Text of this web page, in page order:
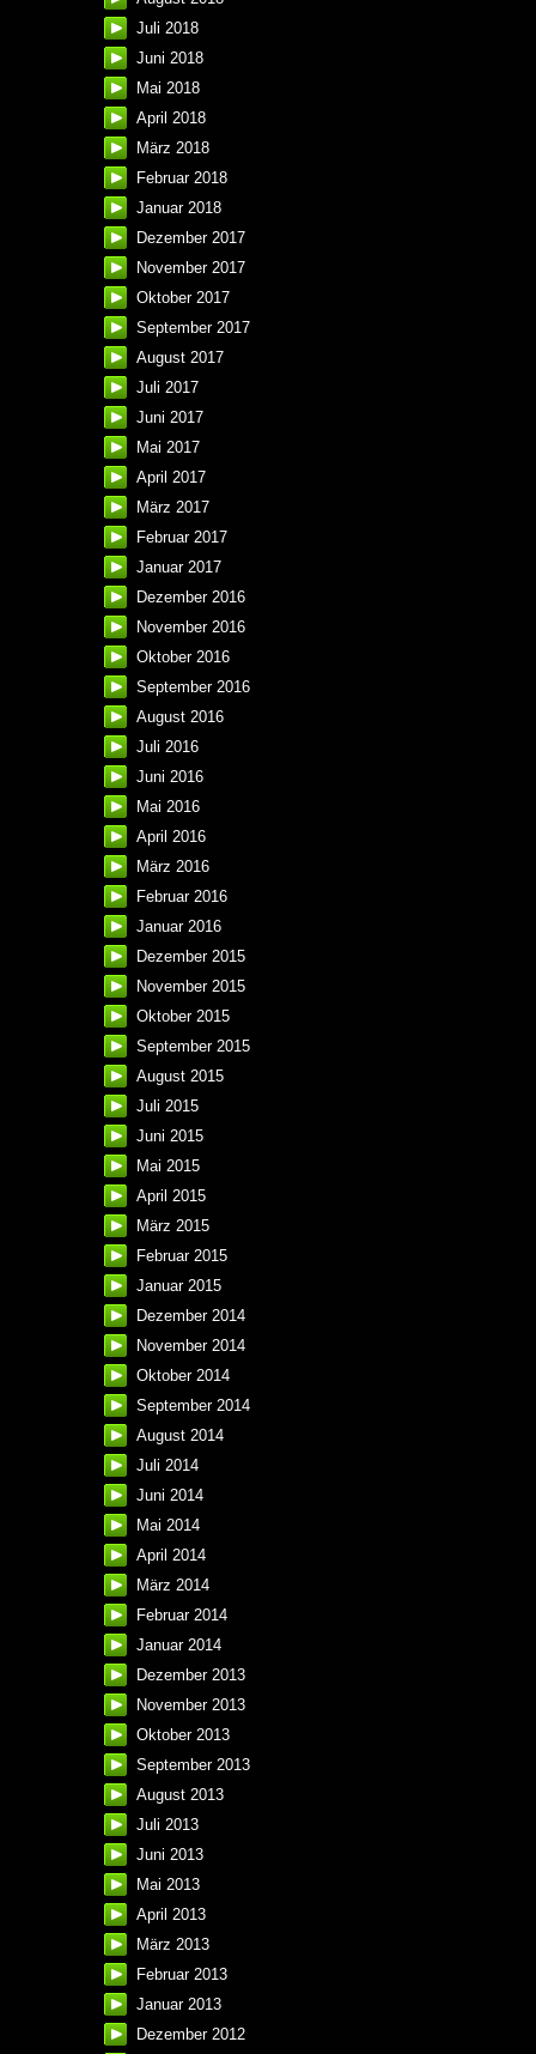
Juli 2018
Juni 2018
Mai 2018
April 2018
März 2018
Februar 2018
Januar 2018
Dezember 2017
November 2017
Oktober 2017
September 2017
August 2017
Juli 2017
Juni 2017
Mai 2017
April 2017
März 2017
Februar 2017
Januar 2017
Dezember 2016
November 2016
Oktober 2016
September 2016
August 2016
Juli 2016
Juni 2016
Mai 2016
April 2016
März 2016
Februar 2016
Januar 2016
Dezember 2015
November 2015
Oktober 2015
September 2015
August 2015
Juli 2015
Juni 2015
Mai 2015
April 2015
März 2015
Februar 2015
Januar 2015
Dezember 2014
November 2014
Oktober 2014
September 2014
August 2014
Juli 2014
Juni 2014
Mai 2014
April 2014
März 2014
Februar 2014
Januar 2014
Dezember 2013
November 2013
Oktober 2013
September 2013
August 2013
Juli 2013
Juni 2013
Mai 2013
April 2013
März 2013
Februar 2013
Januar 2013
Dezember 2012